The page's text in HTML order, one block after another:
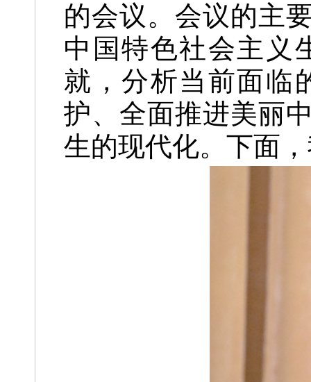
的会议。会议的主
中国特色社会主义
就，分析当前面临
护、全面推进美丽
生的现代化。下面